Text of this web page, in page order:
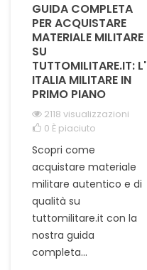
GUIDA COMPLETA
PER ACQUISTARE
MATERIALE MILITARE
SU
TUTTOMILITARE.IT: L'
ITALIA MILITARE IN
PRIMO PIANO
2118 visualizzazioni
0 È piaciuto
Scopri come
acquistare materiale
militare autentico e di
qualità su
tuttomilitare.it con la
nostra guida
completa...